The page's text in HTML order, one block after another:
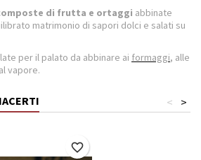
di frutta e ortaggi abbinate
matrimonio di sapori dolci e salati su
per il palato da abbinare ai formaggi, alle
vapore.
>
<
favorite_border